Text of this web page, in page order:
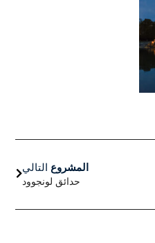
المشروعالتالي
حدائق لونجوود